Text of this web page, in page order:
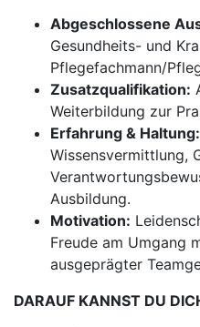
Abgeschlossene
Gesundheits- und
Pflegefachmann/
Zusatzqualifikation:
Weiterbildung zur
Erfahrung & Haltung:
Wissensvermittlung,
Ausbildung.
Motivation:
Freude am Umgang
ausgeprägter
DARAUF KANNST DU